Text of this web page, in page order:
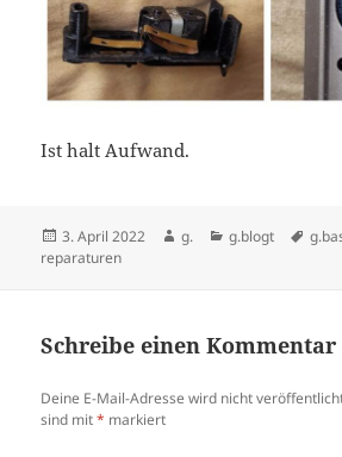
Ist halt Aufwand.
Veröffentlicht
am
3. April 2022 Autor
g. Kategorien
g.blogt
reparaturen
Schreibe einen Kommentar
Deine E-Mail-Adresse wird nicht
sind mit* markiert